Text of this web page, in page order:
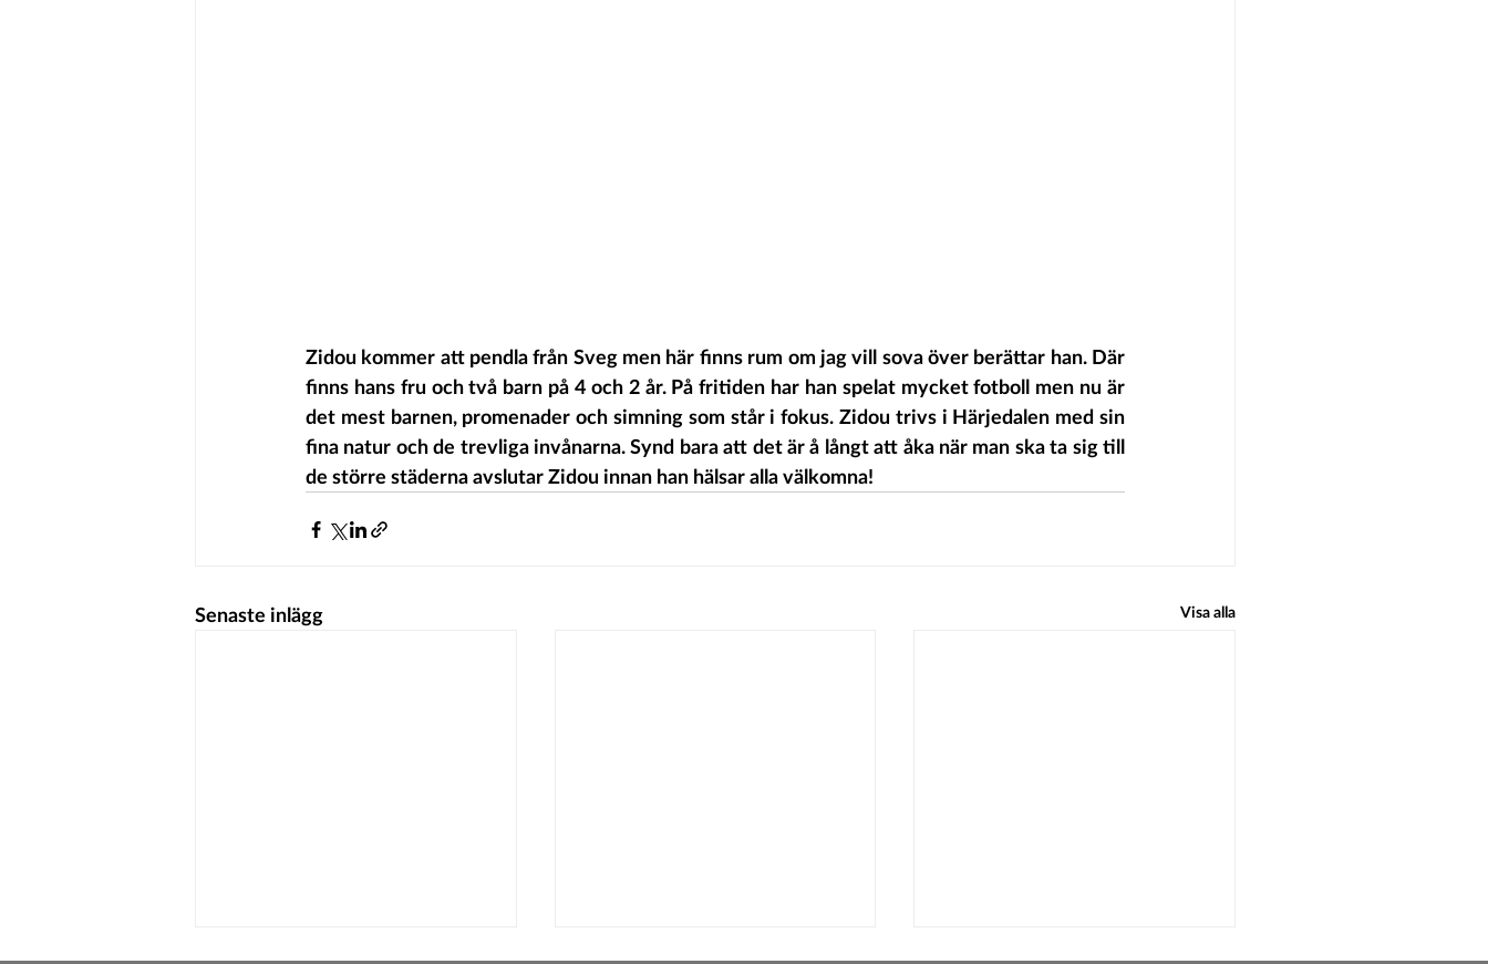
Zidou kommer att pendla från Sveg men här finns rum om jag vill sova över berättar han. Där
finns hans fru och två barn på 4 och 2 år. På fritiden har han spelat mycket fotboll men nu är
det mest barnen, promenader och simning som står i fokus. Zidou trivs i Härjedalen med sin
fina natur och de trevliga invånarna. Synd bara att det är å långt att åka när man ska ta sig till
de större städerna avslutar Zidou innan han hälsar alla välkomna!
Senaste inlägg Visa alla